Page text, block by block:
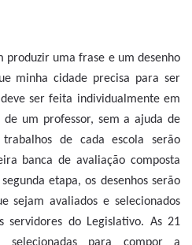
produzir uma frase e um desenho
minha cidade precisa para ser
ser feita individualmente em
um professor, sem a ajuda de
de cada escola serão
banca de avaliação composta
etapa, os desenhos serão
sejam avaliados e selecionados
servidores do Legislativo. As 21